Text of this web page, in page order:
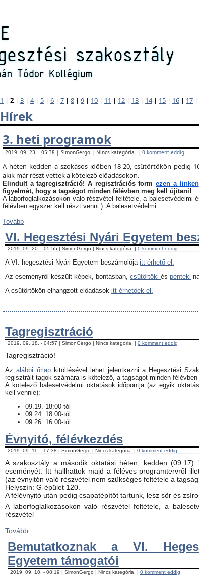
1 | 2 | 3 | 4| 5 | 6 | 7 | 8 | 9 | 10 | 11 | 12 | 13 | 14| 15 | 16 | 17 |
Hírek
3. heti programok
2019. 09. 23. - 05:38 | SimonGergo | Nincs kategória. | 0 komment eddig
A héten kedden a szokásos időben 18-20, csütörtökön pedig
akik már részt vettek a kötelező előadásokon.
Elindult a tagregisztráció! A regisztrációs formezen a linken
figyelmét, hogy a tagságot minden félévben meg kell újítani!
A laborfoglalkozásokon való részvétel feltétele, a balesetvédelmi
félévben egyszer kell részt venni.). A balesetvédelmi
...
Tovább
VI. Hegesztési Nyári Egyetem
2019. 09. 20. - 05:55 | SimonGergo | Nincs kategória. | 0 komment eddig
A VI. hegesztési Nyári Egyetem beszámolója itt érhető el.
Az eseményről készült képek, bontásban, csütörtöki és pénteki
A csütörtökön elhangzott előadások itt érhetőek el.
Tagregisztráció
2019. 09. 18. - 04:57 | SimonGergo | Nincs kategória. | 0 komment eddig
Tagregisztráció!
Azalábbi űrlapkitöltésével lehet jelentkezni a Hegesztési
regisztrált tagok számára is kötelező, a tagságot minden
​A kötelező balesetvédelmi oktatások időpontja (az egyik
kell vennie):
09.19. 18:00-tól
09.24. 18:00-tól
09.26. 16:00-tól
Évnyitó, félévkezdés
2019. 09. 11. - 17:38 | SimonGergo | Nincs kategória. | 0 komment eddig
A szakosztály a második oktatási héten, kedden (09.17)
eseményét. Itt hallhattok majd a féléves programtervről
(az évnyitón való részvétel nem szükséges feltétele a
Helyszín: G-épület 120.
A félévnyitó után pedig csapatépítőt tartunk, lesz sör és
A laborfoglalkozásokon való részvétel feltétele, a
részvétel
Tovább
Bemutatkoznak a VI.
Egyetem támogatói
2019. 09. 10. - 08:19 | SimonGergo | Nincs kategória. | 0 komment eddig